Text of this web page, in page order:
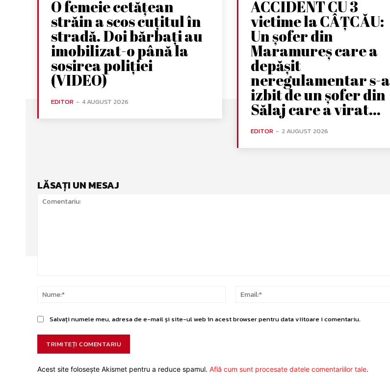
O femeie cetățean
străin a scos cuțitul în
stradă. Doi bărbați au
imobilizat-o până la
sosirea poliției
(VIDEO)
EDITOR - 4 AUGUST 2026
ACCIDENT CU 3
victime la CÂȚCĂU:
Un șofer din
Maramureș care a
depășit
neregulamentar s-a
izbit de un șofer din
Sălaj care a virat...
EDITOR - 2 AUGUST 2026
LĂSAȚI UN MESAJ
Nume:*
Salvați numele meu, adresa de e-mail și site-ul web în acest browser pentru data viitoare i comentariu.
Acest site folosește Akismet pentru a reduce spamul. Află cum sunt procesate datele comentariilor tale.